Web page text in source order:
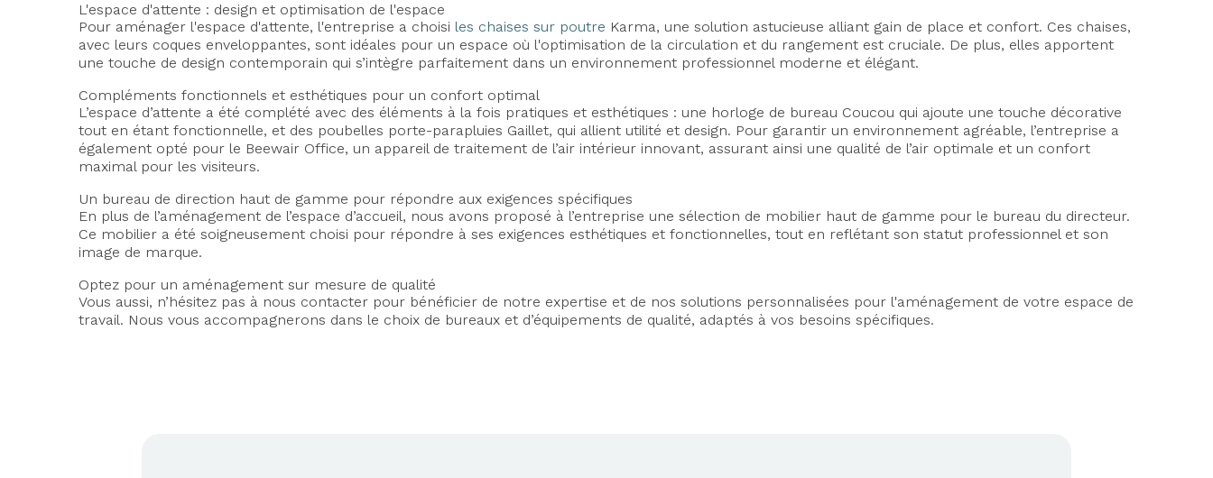
L'espace d'attente : design et optimisation de l'espace
Pour aménager l'espace d'attente, l'entreprise a choisi les chaises sur poutre Karma, une solution astucieuse alliant gain de place et confort. Ces chaises,
avec leurs coques enveloppantes, sont idéales pour un espace où l'optimisation de la circulation et du rangement est cruciale. De plus, elles apportent
une touche de design contemporain qui s’intègre parfaitement dans un environnement professionnel moderne et élégant.
Compléments fonctionnels et esthétiques pour un confort optimal
L’espace d’attente a été complété avec des éléments à la fois pratiques et esthétiques : une horloge de bureau Coucou qui ajoute une touche décorative
tout en étant fonctionnelle, et des poubelles porte-parapluies Gaillet, qui allient utilité et design. Pour garantir un environnement agréable, l’entreprise a
également opté pour le Beewair Office, un appareil de traitement de l’air intérieur innovant, assurant ainsi une qualité de l’air optimale et un confort
maximal pour les visiteurs.
Un bureau de direction haut de gamme pour répondre aux exigences spécifiques
En plus de l’aménagement de l’espace d’accueil, nous avons proposé à l’entreprise une sélection de mobilier haut de gamme pour le bureau du directeur.
Ce mobilier a été soigneusement choisi pour répondre à ses exigences esthétiques et fonctionnelles, tout en reflétant son statut professionnel et son
image de marque.
Optez pour un aménagement sur mesure de qualité
Vous aussi, n’hésitez pas à nous contacter pour bénéficier de notre expertise et de nos solutions personnalisées pour l'aménagement de votre espace de
travail. Nous vous accompagnerons dans le choix de bureaux et d’équipements de qualité, adaptés à vos besoins spécifiques.